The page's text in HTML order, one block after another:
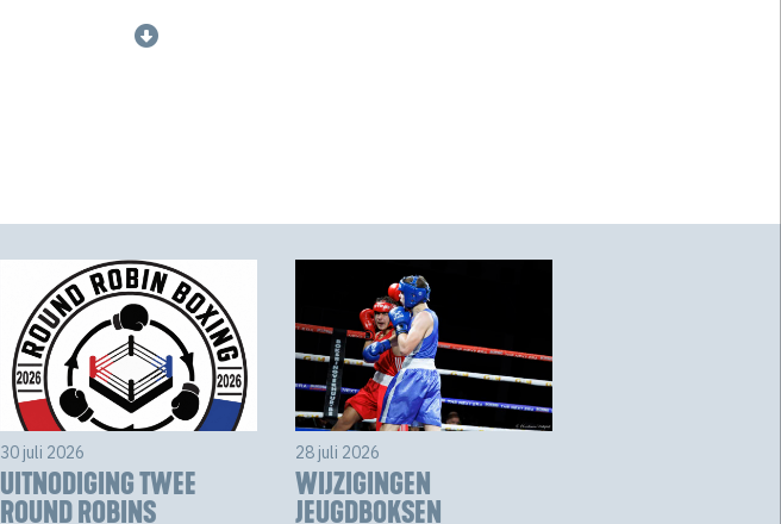
30 juli 2026
UITNODIGING TWEE
ROUND ROBINS
28 juli 2026
WIJZIGINGEN
JEUGDBOKSEN